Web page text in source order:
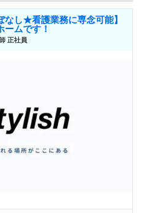
なし★看護業務に専念可能】
ームです！
正社員